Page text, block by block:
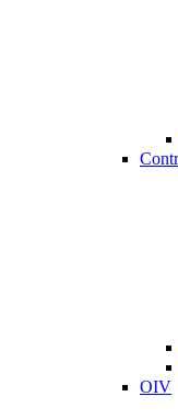
OIV